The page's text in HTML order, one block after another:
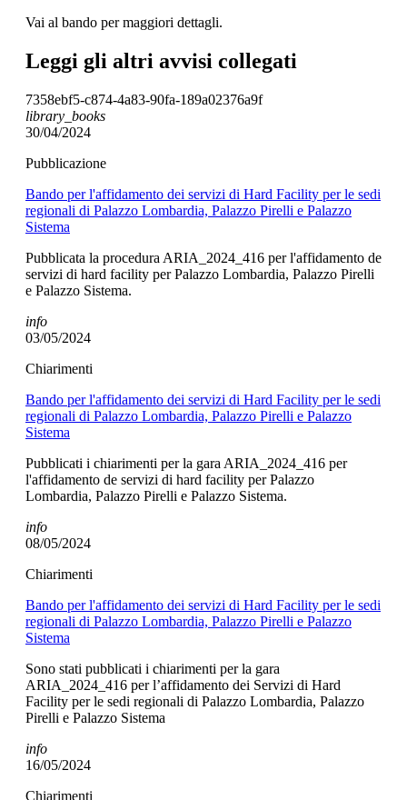
Vai al bando per maggiori dettagli.
Leggi gli altri avvisi collegati
7358ebf5-c874-4a83-90fa-189a02376a9f
library_books
30/04/2024
Pubblicazione
Bando per l'affidamento dei servizi di Hard Facility per le sedi
regionali di Palazzo Lombardia, Palazzo Pirelli e Palazzo
Sistema
Pubblicata la procedura ARIA_2024_416 per l'affidamento de
servizi di hard facility per Palazzo Lombardia, Palazzo Pirelli
e Palazzo Sistema.
info
03/05/2024
Chiarimenti
Bando per l'affidamento dei servizi di Hard Facility per le sedi
regionali di Palazzo Lombardia, Palazzo Pirelli e Palazzo
Sistema
Pubblicati i chiarimenti per la gara ARIA_2024_416 per
l'affidamento de servizi di hard facility per Palazzo
Lombardia, Palazzo Pirelli e Palazzo Sistema.
info
08/05/2024
Chiarimenti
Bando per l'affidamento dei servizi di Hard Facility per le sedi
regionali di Palazzo Lombardia, Palazzo Pirelli e Palazzo
Sistema
Sono stati pubblicati i chiarimenti per la gara
ARIA_2024_416 per l’affidamento dei Servizi di Hard
Facility per le sedi regionali di Palazzo Lombardia, Palazzo
Pirelli e Palazzo Sistema
info
16/05/2024
Chiarimenti